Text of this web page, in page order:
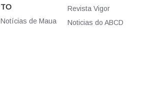
TO
Notícias de Maua
Revista Vigor
Noticias do ABCD